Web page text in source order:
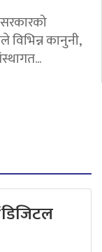
विभिन्न कानुनी,